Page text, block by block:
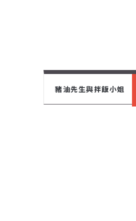
豬油先生與拌飯小姐